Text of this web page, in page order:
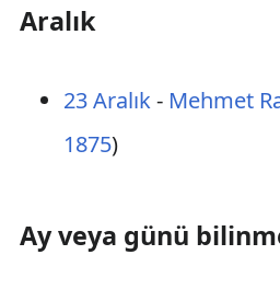
Aralık
23 Aralık- Mehmet
1875)
Ay veya günü